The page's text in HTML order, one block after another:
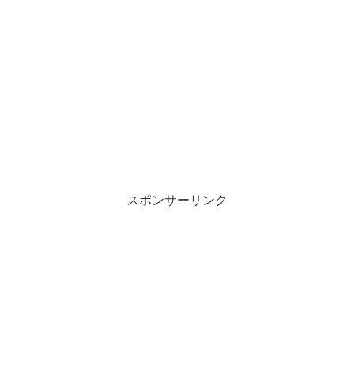
スポンサーリンク